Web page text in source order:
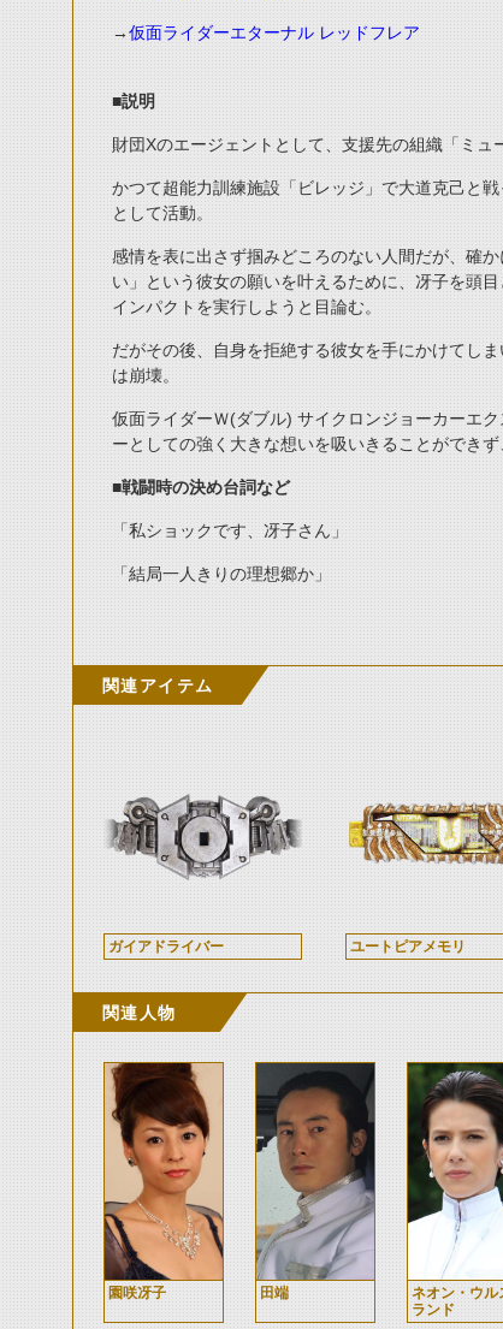
→仮面ライダーエターナル レッドフレア
■説明
財団Xのエージェントとして、支援先の組織「ミュ
かつて超能力訓練施設「ビレッジ」で大道克己と
として活動。
感情を表に出さず掴みどころのない人間だが、確
い」という彼女の願いを叶えるために、冴子を頭
インパクトを実行しようと目論む。
だがその後、自身を拒絶する彼女を手にかけてし
は崩壊。
仮面ライダーＷ(ダブル) サイクロンジョーカーエ
ーとしての強く大きな想いを吸いきることができ
■戦闘時の決め台詞など
「私ショックです、冴子さん」
「結局一人きりの理想郷か」
関連アイテム
ガイアドライバー ユートピアメモリ
関連人物
園咲冴子 田端
ネオン・ウル
ランド